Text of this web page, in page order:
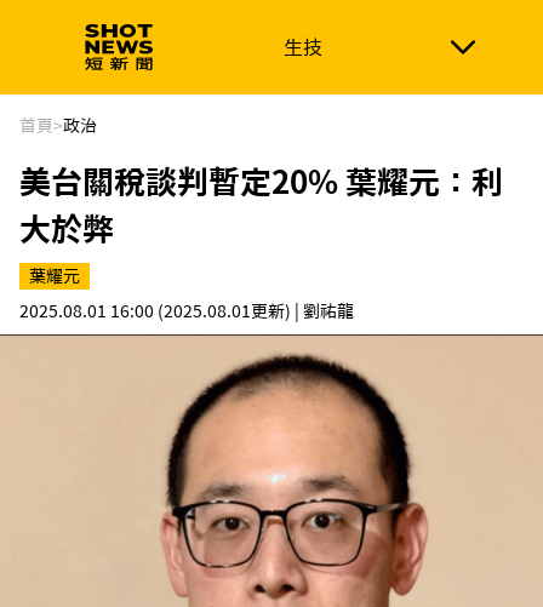
生技
生技 政治
新南向 體育
首頁>政治
美台關稅談判暫定20% 葉耀元：利
大於弊
葉耀元
2025.08.01 16:00 (2025.08.01更新) | 劉祐龍